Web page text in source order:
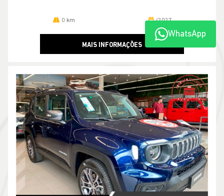
0 km /2027
MAIS INFORMAÇÕES
WhatsApp